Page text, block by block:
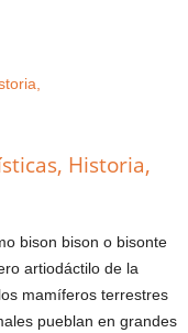
Historia,
bison bison o bisonte
artiodáctilo de la
mamíferos terrestres
pueblan en grandes